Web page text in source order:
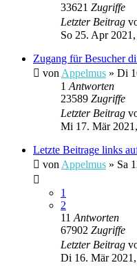
33621 Zugriffe
Letzter Beitrag
So 25. Apr
Zugang für Besucher
von Appelmus » Di
1 Antworten
23589 Zugriffe
Letzter Beitrag
Mi 17. Mär
Letzte Beitrage links
von Appelmus » Sa
1
2
11 Antworten
67902 Zugriffe
Letzter Beitrag
Di 16. Mär